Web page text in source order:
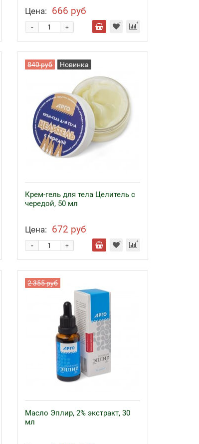
Байкал ЭМ-1 и удобрения
Цена: 666 руб
+
-
840 руб Новинка
Крем-гель для тела Целитель с
чередой, 50 мл
Цена: 672 руб
+
-
2 355 руб
Масло Эплир, 2% экстракт, 30
мл